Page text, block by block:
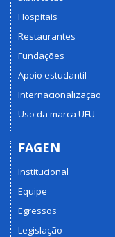
Hospitais
Restaurantes
Fundações
Apoio estudantil
Internacionalização
Uso da marca UFU
FAGEN
Institucional
Equipe
Egressos
Legislação